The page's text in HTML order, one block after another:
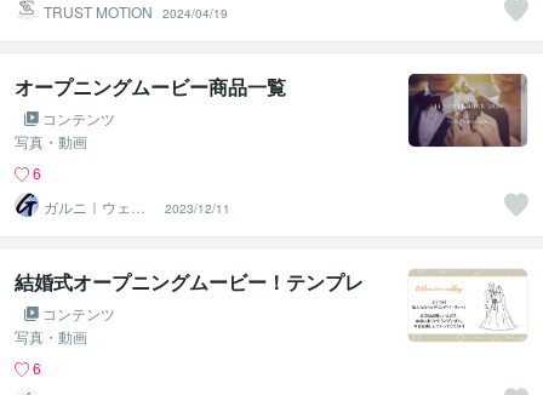
TRUST MOTION
2024/04/19
オープニングムービー商品一覧
コンテンツ
写真・動画
6
ガルニ｜ウェデ
ィングムービー
＆ギフト
2023/12/11
結婚式オープニングムービー！テンプレ
コンテンツ
写真・動画
6